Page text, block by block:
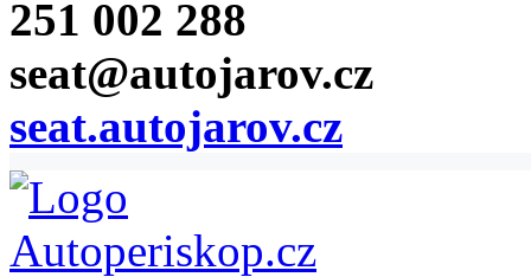
251 002 288
seat@autojarov.cz
seat.autojarov.cz